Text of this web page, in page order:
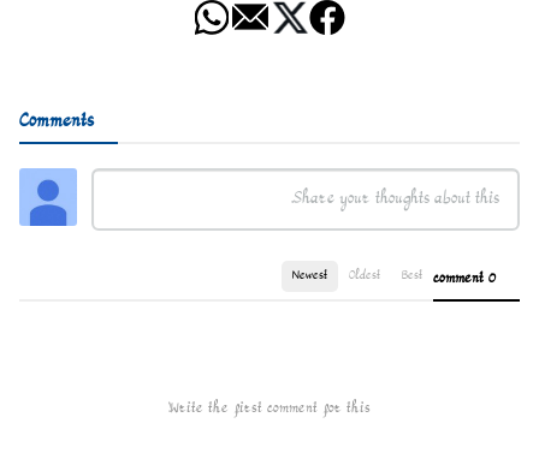
Comments
0 comment
Best
Oldest
Newest
Write the first comment for this!